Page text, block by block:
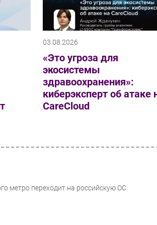
03.08.2026
«Это угроза для
экосистемы
здравоохранения»:
киберэксперт об атаке
CareCloud
метро переходит на российскую ОС